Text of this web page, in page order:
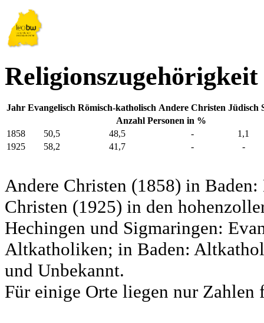
Jahr Evangelisch Römisch-katholisch Andere Christen Jüdisch
Anzahl Personen in %
1858
50,5 48,5 -
1,1
1925
58,2 41,7 - -
Andere Christen (1858) in
Christen (1925) in den
Hechingen und Sigmaringen:
Altkatholiken; in Baden:
und Unbekannt.
Für einige Orte liegen nur Zahlen